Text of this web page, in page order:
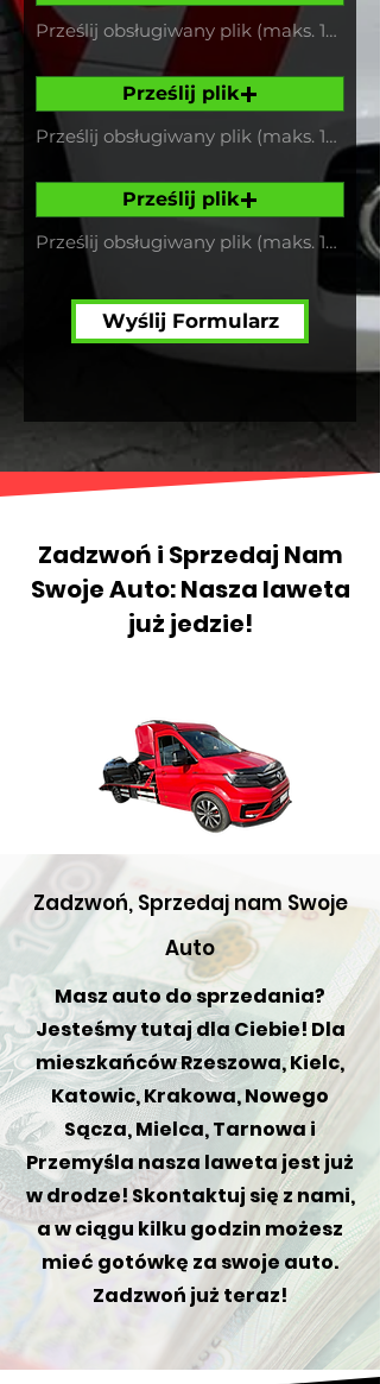
Prześlij obsługiwany plik (maks. 15 MB)
Prześlij plik
Prześlij obsługiwany plik (maks. 15 MB)
Prześlij plik
Prześlij obsługiwany plik (maks. 15 MB)
Wyślij Formularz
Zadzwoń i Sprzedaj Nam
Swoje Auto: Nasza laweta
już jedzie!
Zadzwoń, Sprzedaj nam Swoje
Auto
Masz auto do sprzedania?
Jesteśmy tutaj dla Ciebie! Dla
mieszkańców Rzeszowa, Kielc,
Katowic, Krakowa, Nowego
Sącza, Mielca, Tarnowa i
Przemyśla nasza laweta jest już
w drodze! Skontaktuj się z nami,
a w ciągu kilku godzin możesz
mieć gotówkę za swoje auto.
Zadzwoń już teraz!